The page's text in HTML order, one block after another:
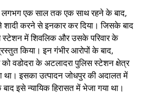
लगभग एक साल तक एक साथ रहने के बाद,
शादी करने से इनकार कर दिया। जिसके बाद
में शिवलिक और उसके परिवार के
किया। इन गंभीर आरोपों के बाद,
वडोदरा के अटलादरा पुलिस स्टेशन क्षेत्र
था। इसका उत्पादन जोधपुर की अदालत में
इसे न्यायिक हिरासत में भेजा गया था।